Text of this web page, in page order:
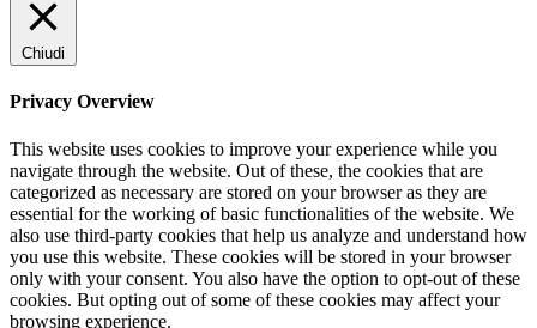
Chiudi
Privacy Overview
This website uses cookies to improve your experience while you
navigate through the website. Out of these, the cookies that are
categorized as necessary are stored on your browser as they are
essential for the working of basic functionalities of the website. We
also use third-party cookies that help us analyze and understand how
you use this website. These cookies will be stored in your browser
only with your consent. You also have the option to opt-out of these
cookies. But opting out of some of these cookies may affect your
browsing experience.